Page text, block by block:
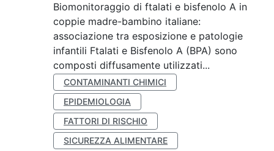
Biomonitoraggio di ftalati e bisfenolo A in
coppie madre-bambino italiane:
associazione tra esposizione e patologie
infantili Ftalati e Bisfenolo A (BPA) sono
composti diffusamente utilizzati...
CONTAMINANTI CHIMICI
EPIDEMIOLOGIA
FATTORI DI RISCHIO
SICUREZZA ALIMENTARE